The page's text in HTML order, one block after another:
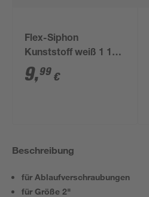
Flex-Siphon
Kunststoff weiß 1 1/2'
x 40/50 mm
9,99 €
Beschreibung
für Ablaufverschraubungen
für Größe 2"